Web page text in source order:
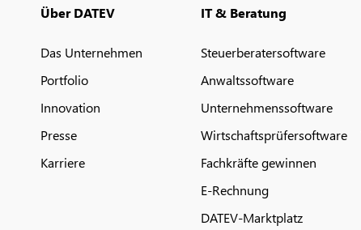
Über DATEV
Das Unternehmen
Portfolio
Innovation
Presse
Karriere
IT & Beratung
Steuerberatersoftware
Anwaltssoftware
Unternehmenssoftware
Wirtschaftsprüfersoftware
Fachkräfte gewinnen
E-Rechnung
DATEV-Marktplatz